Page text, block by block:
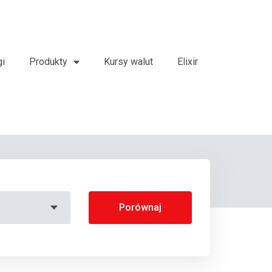
Produkty Kursy walut Elixir
Porównaj